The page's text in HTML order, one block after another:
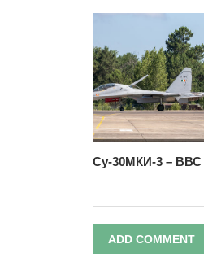
Су-30МКИ-3 –
ADD COMMENT